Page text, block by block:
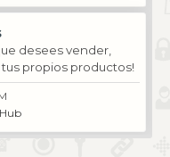
desees vender,
propios productos!